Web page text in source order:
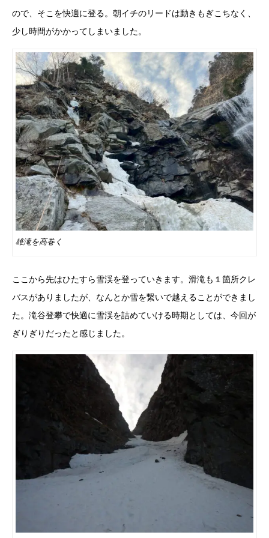
ので、そこを快適に登る。朝イチのリードは動きもぎこちなく、
少し時間がかかってしまいました。
雄滝を高巻く
ここから先はひたすら雪渓を登っていきます。滑滝も１箇所クレ
バスがありましたが、なんとか雪を繋いで越えることができまし
た。滝谷登攀で快適に雪渓を詰めていける時期としては、今回が
ぎりぎりだったと感じました。